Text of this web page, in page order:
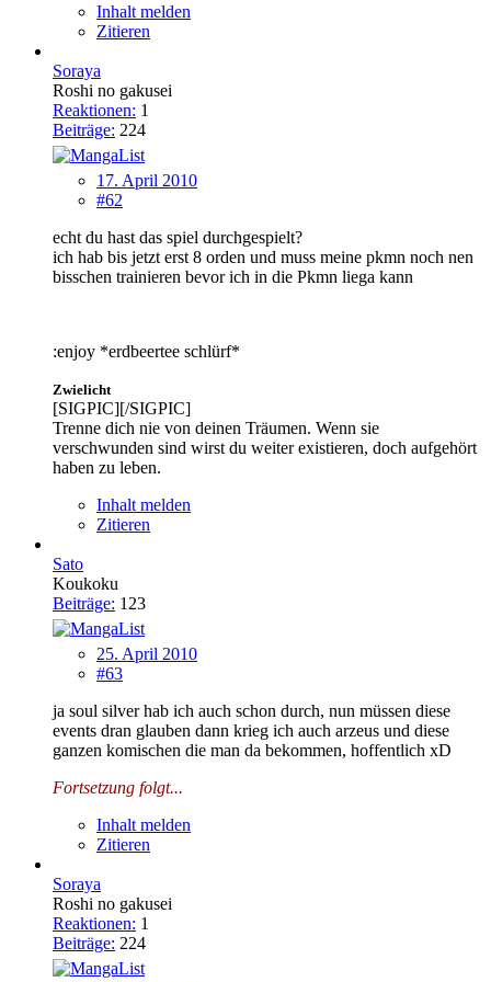
Inhalt melden
Zitieren
Soraya
Roshi no gakusei
Reaktionen: 1
Beiträge: 224
17. April 2010
#62
echt du hast das spiel durchgespielt?
ich hab bis jetzt erst 8 orden und muss meine pkmn noch nen
bisschen trainieren bevor ich in die Pkmn liega kann
:enjoy *erdbeertee schlürf*
Zwielicht
[SIGPIC][/SIGPIC]
Trenne dich nie von deinen Träumen. Wenn sie
verschwunden sind wirst du weiter existieren, doch aufgehört
haben zu leben.
Inhalt melden
Zitieren
Sato
Koukoku
Beiträge: 123
25. April 2010
#63
ja soul silver hab ich auch schon durch, nun müssen diese
events dran glauben dann krieg ich auch arzeus und diese
ganzen komischen die man da bekommen, hoffentlich xD
Fortsetzung folgt...
Inhalt melden
Zitieren
Soraya
Roshi no gakusei
Reaktionen: 1
Beiträge: 224